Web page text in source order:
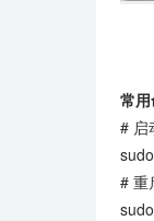
常用
# 启
# 重